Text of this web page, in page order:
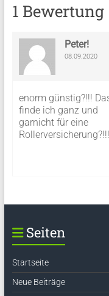
1 Bewertung
Peter!
08.09.2020
enorm günstig?!!!
finde ich ganz und
garnicht für eine
Seiten
Startseite
Neue Beiträge